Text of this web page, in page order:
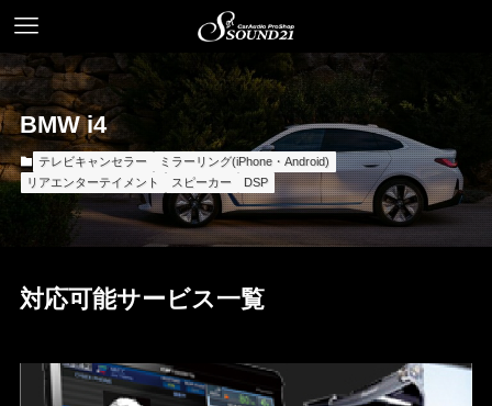
BMW i4
テレビキャンセラー
ミラーリング(iPhone・Android)
リアエンターテイメント
スピーカー DSP
対応可能サービス一覧